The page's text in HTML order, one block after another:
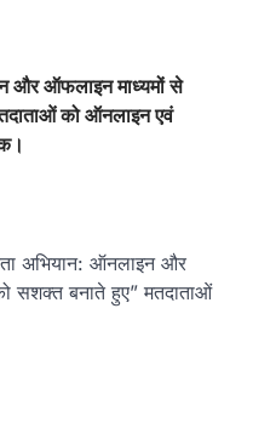
और ऑफलाइन माध्यमों से
को ऑनलाइन एवं
अभियान: ऑनलाइन और
सशक्त बनाते हुए” मतदाताओं